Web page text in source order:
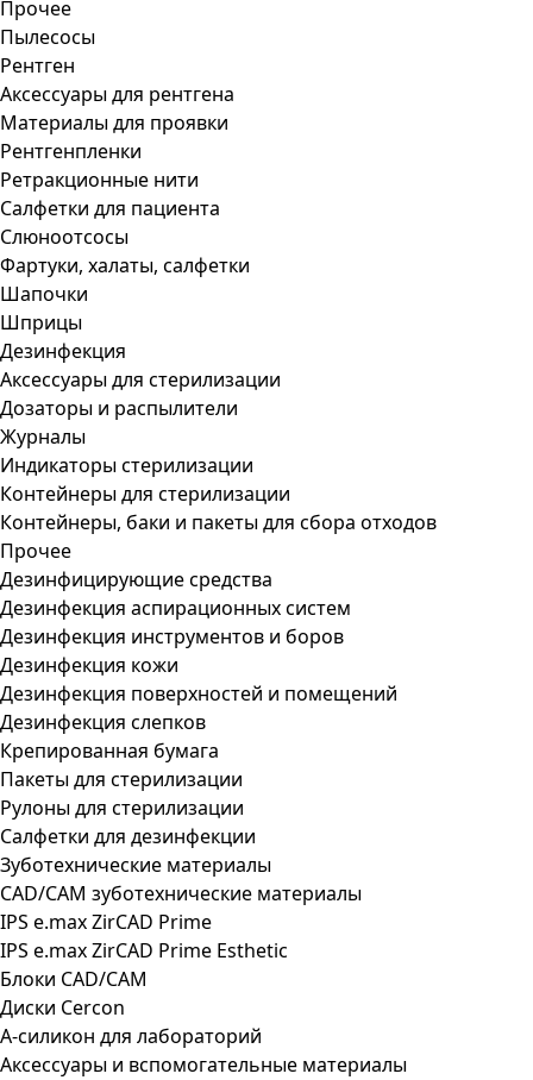
Прочее
Пылесосы
Рентген
Аксессуары для рентгена
Материалы для проявки
Рентгенпленки
Ретракционные нити
Салфетки для пациента
Слюноотсосы
Фартуки, халаты, салфетки
Шапочки
Шприцы
Дезинфекция
Аксессуары для стерилизации
Дозаторы и распылители
Журналы
Индикаторы стерилизации
Контейнеры для стерилизации
Контейнеры, баки и пакеты для сбора отходов
Прочее
Дезинфицирующие средства
Дезинфекция аспирационных систем
Дезинфекция инструментов и боров
Дезинфекция кожи
Дезинфекция поверхностей и помещений
Дезинфекция слепков
Крепированная бумага
Пакеты для стерилизации
Рулоны для стерилизации
Салфетки для дезинфекции
Зуботехнические материалы
CAD/CAM зуботехнические материалы
IPS e.max ZirCAD Prime
IPS e.max ZirCAD Prime Esthetic
Блоки CAD/CAM
Диски Cercon
А-силикон для лабораторий
Аксессуары и вспомогательные материалы